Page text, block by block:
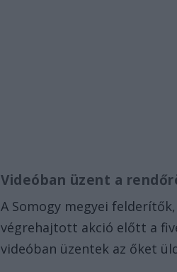
Videóban üzent a
A Somogy megyei
végrehajtott akció előtt a
videóban üzentek az őket